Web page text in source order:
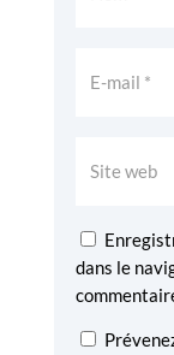
dans le